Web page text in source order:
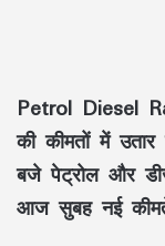
Petrol Diesel
की कीमतों में
बजे पेट्रोल और
आज सुबह नई